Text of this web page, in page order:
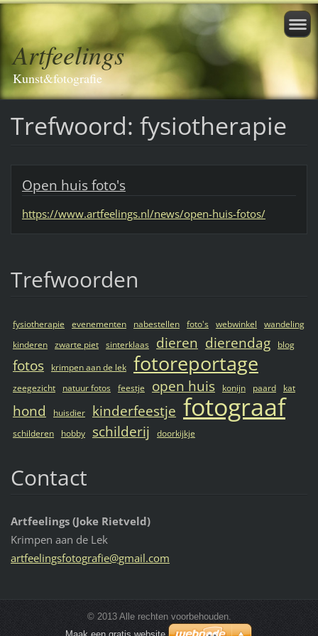
Artfeelings
Kunst&fotografie
Trefwoord: fysiotherapie
Open huis foto's
https://www.artfeelings.nl/news/open-huis-fotos/
Trefwoorden
fysiotherapie evenementen nabestellen foto's webwinkel
wandeling
kinderen zwarte piet sinterklaas dieren dierendag blog
fotos krimpen aan de lek fotoreportage
zeegezicht natuur fotos feestje open huis konijn paard kat
hond huisdier kinderfeestje fotograaf
schilderen hobby schilderij doorkijkje
Contact
Artfeelings (Joke Rietveld)
Krimpen aan de Lek
artfeelingsfotografie@gmail.com
© 2013 Alle rechten voorbehouden.